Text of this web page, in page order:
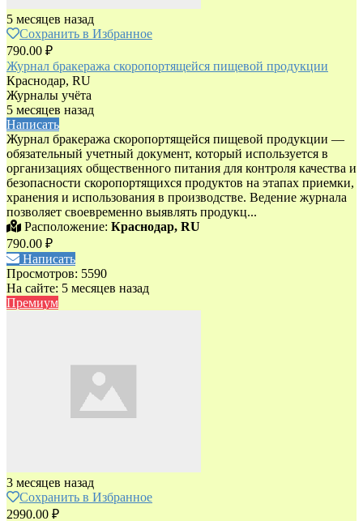
5 месяцев назад
Сохранить в Избранное
790.00 ₽
Журнал бракеража скоропортящейся пищевой продукции
Краснодар, RU
Журналы учёта
5 месяцев назад
Написать
Журнал бракеража скоропортящейся пищевой продукции —
обязательный учетный документ, который используется в
организациях общественного питания для контроля качества и
безопасности скоропортящихся продуктов на этапах приемки,
хранения и использования в производстве. Ведение журнала
позволяет своевременно выявлять продукц...
Расположение: Краснодар, RU
790.00 ₽
Написать
Просмотров: 5590
На сайте: 5 месяцев назад
Премиум
3 месяцев назад
Сохранить в Избранное
2990.00 ₽